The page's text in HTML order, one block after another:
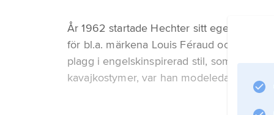
År 1962 startade Hechter sitt eget märke
för bl.a. märkena Louis Féraud och Pierre
plagg i engelskinspirerad stil, som
kavajkostymer, var han modeledande till